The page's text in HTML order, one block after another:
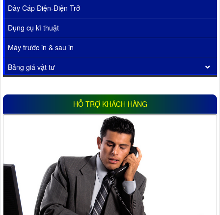
Dây Cáp Điện-Điện Trở
Dụng cụ kĩ thuật
Máy trước in & sau in
Bảng giá vật tư
HỖ TRỢ KHÁCH HÀNG